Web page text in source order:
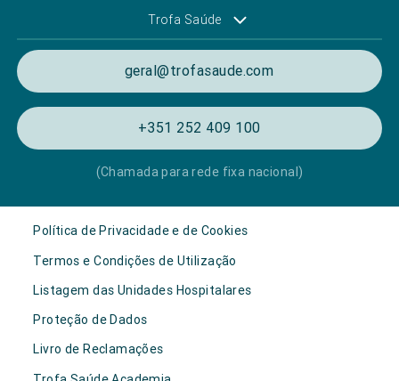
Trofa Saúde
geral@trofasaude.com
+351 252 409 100
(Chamada para rede fixa nacional)
Política de Privacidade e de Cookies
Termos e Condições de Utilização
Listagem das Unidades Hospitalares
Proteção de Dados
Livro de Reclamações